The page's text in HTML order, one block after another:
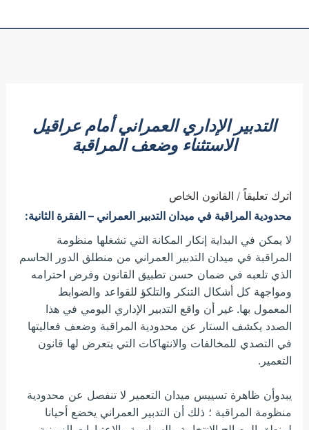
التدبير الإداري العمراني أمام عراقيل
الاستثناء وضعف المراقبة
اترك تعليقاً / القانون الخاص
محدودية المراقبة في ميدان التدبير العمراني – الفقرة الثانية:
لا يمكن في البداية إنكار المكانة التي تشغلها منظومة
المراقبة في ميدان التدبير العمراني من منطلق الدور الحاسم
الذي تلعبه في ضمان حسن تطبيق القانون وفرض احترامه
ومواجهة كل أشكال التنكر والتلكؤ للقواعد والضوابط
المعمول بها. غير أن واقع التدبير الإداري اليومي في هذا
الصدد يكشف الستار عن محدودية المراقبة وضعف فعاليتها
في التصدي للمخالفات والانتهاكات التي يتعرض لها قانون
التعمير.
يبدوأن ظاهرة تسييس ميدان التعمير لا تنفصل عن محدودية
منظومة المراقبة ؛ ذلك أن التدبير العمراني يخضع أحيانا